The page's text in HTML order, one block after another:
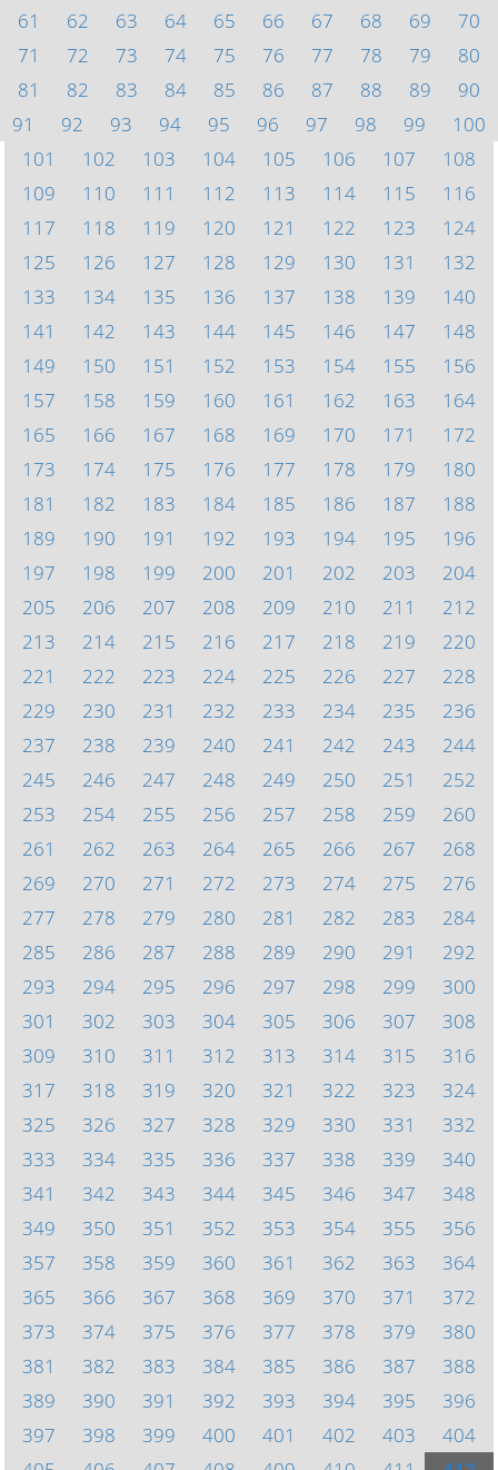
61
62 63 64 65 66 67 68 69
70
71
72 73 74 75 76 77 78 79
80
81
82 83 84 85 86 87 88 89
90
91
92 93 94 95 96 97 98 99
100
101
102 103 104 105 106 107
108
109
110 111 112 113 114 115
116
117
118 119 120 121 122 123
124
125
126 127 128 129 130 131
132
133
134 135 136 137 138 139
140
141
142 143 144 145 146 147
148
149
150 151 152 153 154 155
156
157
158 159 160 161 162 163
164
165
166 167 168 169 170 171
172
173
174 175 176 177 178 179
180
181
182 183 184 185 186 187
188
189
190 191 192 193 194 195
196
197
198 199 200 201 202 203
204
205
206 207 208 209 210 211
212
213
214 215 216 217 218 219
220
221
222 223 224 225 226 227
228
229
230 231 232 233 234 235
236
237
238 239 240 241 242 243
244
245
246 247 248 249 250 251
252
253
254 255 256 257 258 259
260
261
262 263 264 265 266 267
268
269
270 271 272 273 274 275
276
277
278 279 280 281 282 283
284
285
286 287 288 289 290 291
292
293
294 295 296 297 298 299
300
301
302 303 304 305 306 307
308
309
310 311 312 313 314 315
316
317
318 319 320 321 322 323
324
325
326 327 328 329 330 331
332
333
334 335 336 337 338 339
340
341
342 343 344 345 346 347
348
349
350 351 352 353 354 355
356
357
358 359 360 361 362 363
364
365
366 367 368 369 370 371
372
373
374 375 376 377 378 379
380
381
382 383 384 385 386 387
388
389
390 391 392 393 394 395
396
397
398 399 400 401 402 403
404